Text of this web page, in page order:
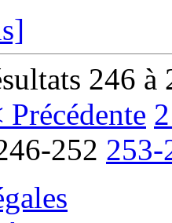
246 à
Précédente
252 253-